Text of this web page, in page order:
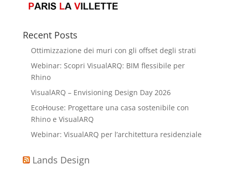
Recent Posts
Ottimizzazione dei muri con gli offset degli strati
Webinar: Scopri VisualARQ: BIM flessibile per
Rhino
VisualARQ – Envisioning Design Day 2026
EcoHouse: Progettare una casa sostenibile con
Rhino e VisualARQ
Webinar: VisualARQ per l’architettura residenziale
Lands Design